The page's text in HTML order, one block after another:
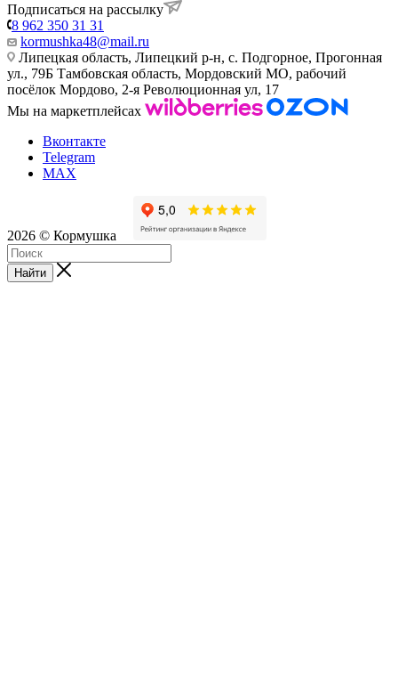
Подписаться на рассылку
8 962 350 31 31
kormushka48@mail.ru
Липецкая область, Липецкий р-н, с. Подгорное, Прогонная
ул., 79Б Тамбовская область, Мордовский МО, рабочий
посёлок Мордово, 2-я Революционная ул, 17
Мы на маркетплейсах
Вконтакте
Telegram
MAX
2026 © Кормушка
Найти